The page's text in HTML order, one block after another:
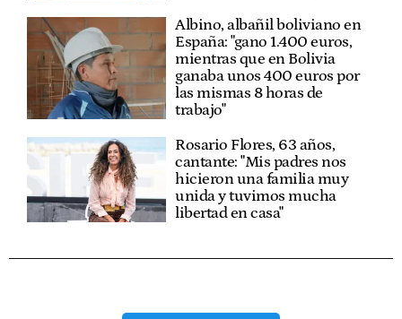
Albino, albañil boliviano en
España: "gano 1.400 euros,
mientras que en Bolivia
ganaba unos 400 euros por
las mismas 8 horas de
trabajo"
Rosario Flores, 63 años,
cantante: "Mis padres nos
hicieron una familia muy
unida y tuvimos mucha
libertad en casa"